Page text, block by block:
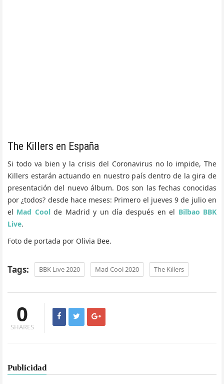
The Killers en España
Si todo va bien y la crisis del Coronavirus no lo impide, The
Killers estarán actuando en nuestro país dentro de la gira de
presentación del nuevo álbum. Dos son las fechas conocidas
por ¿todos? desde hace meses: Primero el jueves 9 de julio en
el Mad Coolde Madrid y un día después en el Bilbao BBK
Live.
Foto de portada por Olivia Bee.
Tags: BBK Live 2020 Mad Cool 2020 The Killers
0
SHARES
Publicidad